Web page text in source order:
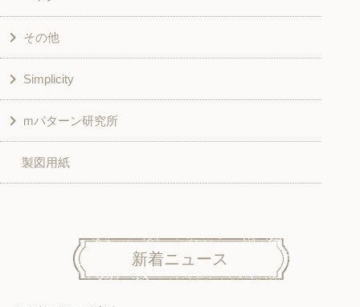
和風衣類
入園入学グッズ
その他
チュニック
ワンピース
ベスト・ジャケット・コート
スカート
ニット地専用
その他
学校家庭科教材用
その他
Simplicity
こども＆ベビー
ボトムス
ワンピース＆スーツ
mパターン研究所
子供服
ワンピース
製図用紙
新着ニュース